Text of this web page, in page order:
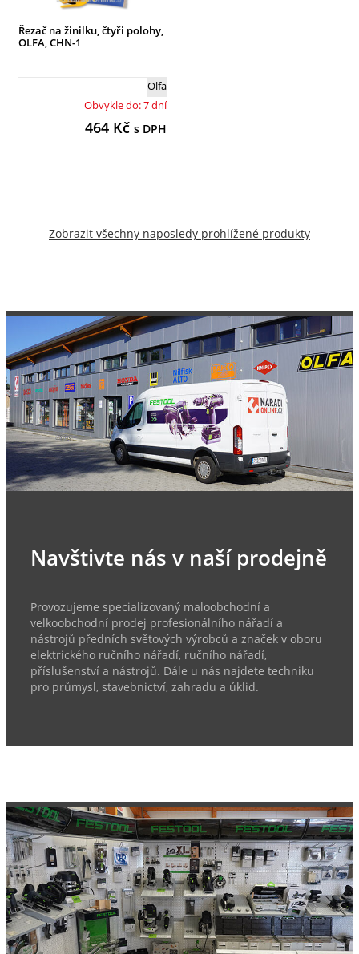
Řezač na žinilku, čtyři polohy,
OLFA, CHN-1
Olfa
Obvykle do: 7 dní
464Kč s DPH
Zobrazit všechny naposledy prohlížené produkty
Navštivte nás v naší prodejně
Provozujeme specializovaný maloobchodní a
velkoobchodní prodej profesionálního nářadí a
nástrojů předních světových výrobců a značek v oboru
elektrického ručního nářadí, ručního nářadí,
příslušenství a nástrojů. Dále u nás najdete techniku
pro průmysl, stavebnictví, zahradu a úklid.